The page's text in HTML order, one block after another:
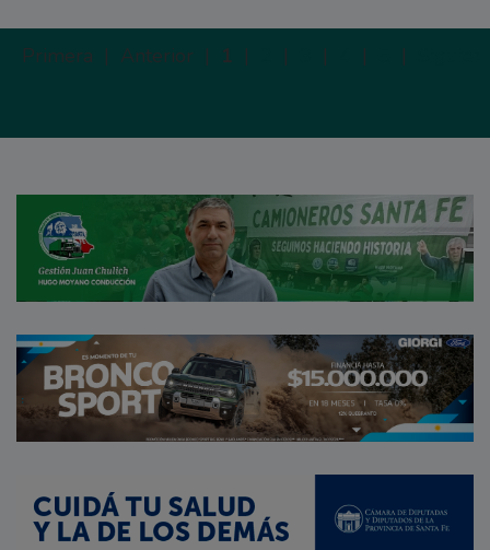
Primera | Anterior | 1 | | | | |